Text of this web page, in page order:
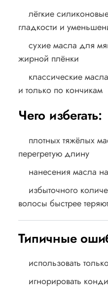
лёгкие
гладкости и
сухие масла для
жирной плёнки
классические
и только по кончикам
Чего избегать:
плотных тяжёлых
перегретую длину
нанесения масла
избыточного
волосы быстрее
Типичные
использовать
игнорировать